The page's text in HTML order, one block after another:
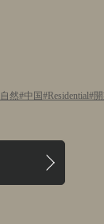
自然 中国 Residential